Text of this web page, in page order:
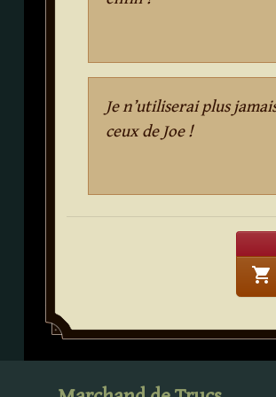
Je n’utiliserai plus
ceux de Joe !
shopping_cart